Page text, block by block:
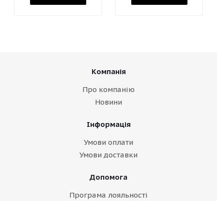
Компанія
Про компанію
Новини
Інформація
Умови оплати
Умови доставки
Допомога
Програма лояльності